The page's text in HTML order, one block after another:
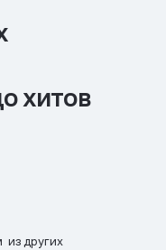
хитов
из других